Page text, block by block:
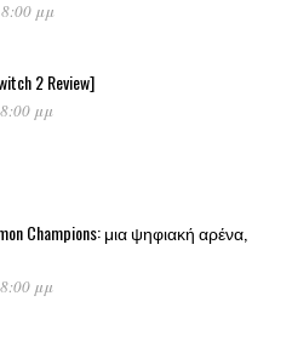
μμ
2 Review]
μμ
Champions: μια ψηφιακή αρένα,
μμ